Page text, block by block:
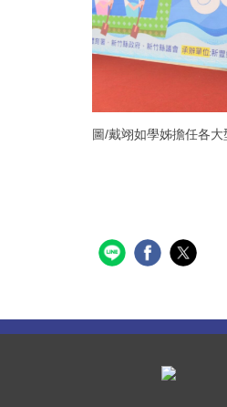
圖/戴翊如學姊擔任各大